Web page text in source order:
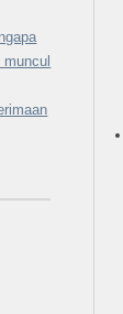
muncul